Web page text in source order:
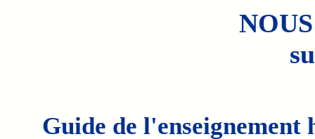
Guide de l'enseignement